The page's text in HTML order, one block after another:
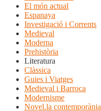
El món actual
Espanaya
Investigació i Corrents
Medieval
Moderna
Prehistòria
Literatura
Clàssica
Guies i Viatges
Medieval i Barroca
Modernisme
Novel.la contemporània